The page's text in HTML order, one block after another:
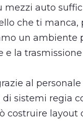
mezzi auto
che ti manca,
un ambiente
e la
al
sistemi regia
costruire layout